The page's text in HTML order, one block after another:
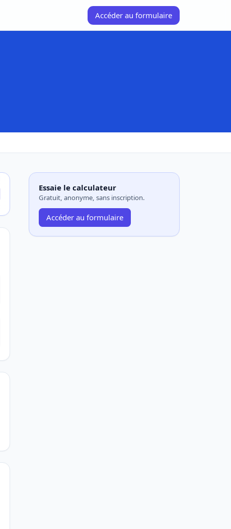
Accéder au formulaire
Essaie le calculateur
Gratuit, anonyme, sans inscription.
Accéder au formulaire